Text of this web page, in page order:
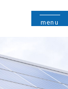
menu